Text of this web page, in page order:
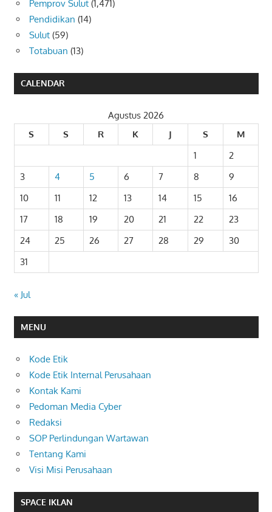
Pemprov Sulut (1,471)
Pendidikan (14)
Sulut (59)
Totabuan (13)
CALENDAR
Agustus 2026
S
S R K J S
M
1
2
3
4 5 6 7 8
9
10
11 12 13 14 15
16
17
18 19 20 21 22
23
24
25 26 27 28 29
30
31
« Jul
MENU
Kode Etik
Kode Etik Internal Perusahaan
Kontak Kami
Pedoman Media Cyber
Redaksi
SOP Perlindungan Wartawan
Tentang Kami
Visi Misi Perusahaan
SPACE IKLAN